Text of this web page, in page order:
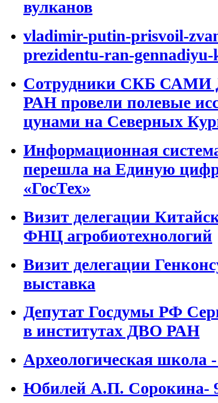
вулканов
vladimir-putin-prisvoil-
prezidentu-ran-
Сотрудники СКБ
РАН провели полевые
цунами на Северных
Информационная
перешла на Единую
«ГосТех»
Визит делегации
ФНЦ агробиотехнологий
Визит делегации
выставка
Депутат Госдумы РФ
в институтах ДВО РАН
Археологическая школа
Юбилей А.П. Сорокина-